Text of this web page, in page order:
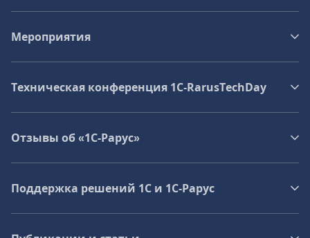
Мероприятия
Техническая конференция 1C‑RarusTechDay
Отзывы об «1С-Рарус»
Поддержка решений 1С и 1С‑Рарус